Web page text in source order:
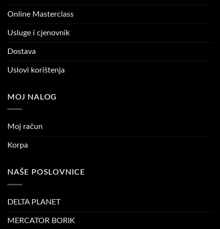
Online Masterclass
Usluge i cjenovnik
Dostava
Uslovi korištenja
MOJ NALOG
Moj račun
Korpa
NAŠE POSLOVNICE
DELTA PLANET
MERCATOR BORIK